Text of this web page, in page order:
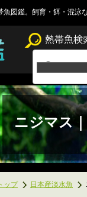
魚図鑑。飼育・餌・混泳
ニジマス
ップ 日本産淡水魚